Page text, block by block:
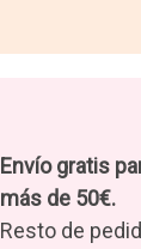
Envío gratis
más de 50€.
Resto de